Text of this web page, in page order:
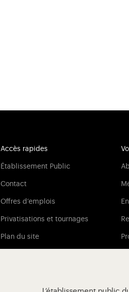
Accès rapides
Établissement Public
Contact
Offres d‘emplois
Privatisations et tournages
Plan du site
Gestion des cookies